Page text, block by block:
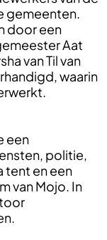
gemeenten.
door een
Aat
van Til van
waarin
een
politie,
tent en een
van Mojo. In